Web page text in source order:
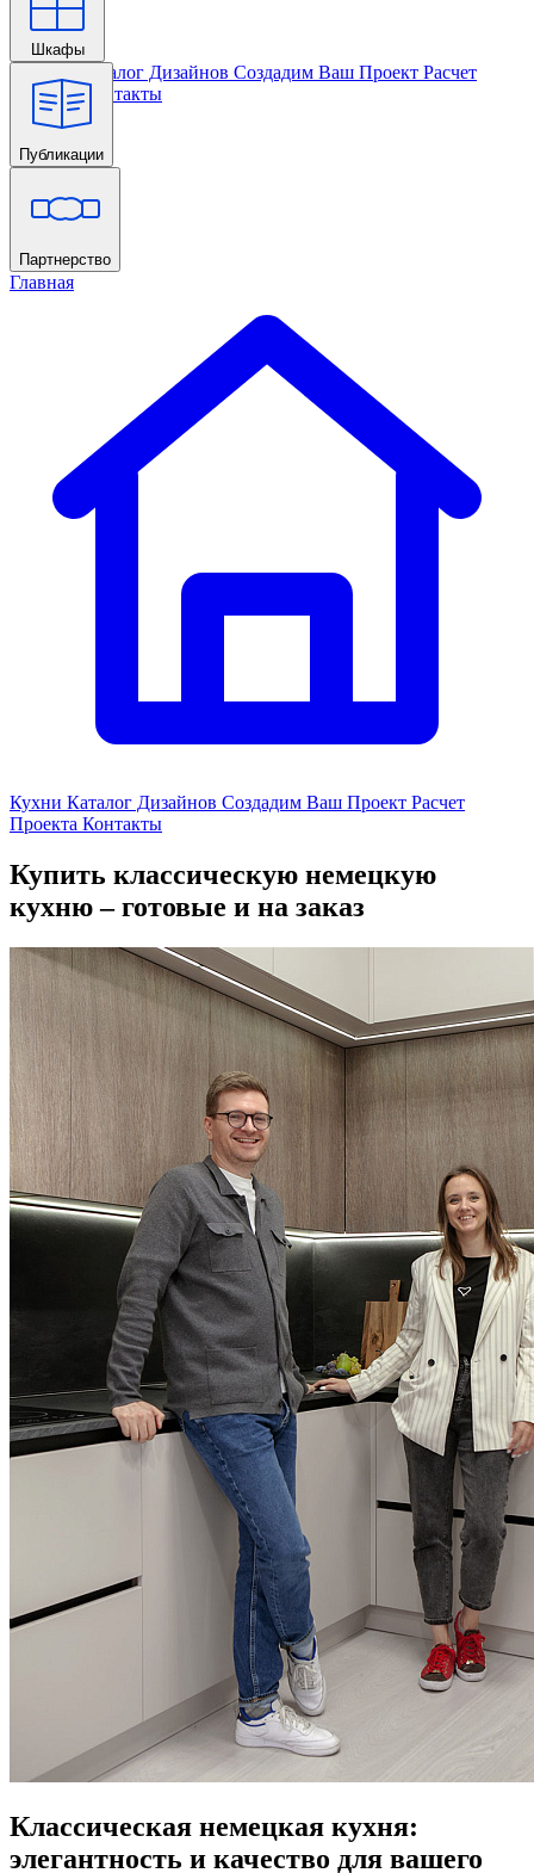
Шкафы
Главная Каталог Дизайнов Создадим Ваш Проект Расчет
Проекта Контакты
Публикации
Главная
Партнерство
Главная
Кухни Каталог Дизайнов Создадим Ваш Проект Расчет
Проекта Контакты
Купить классическую немецкую
кухню – готовые и на заказ
Классическая немецкая кухня:
элегантность и качество для вашего